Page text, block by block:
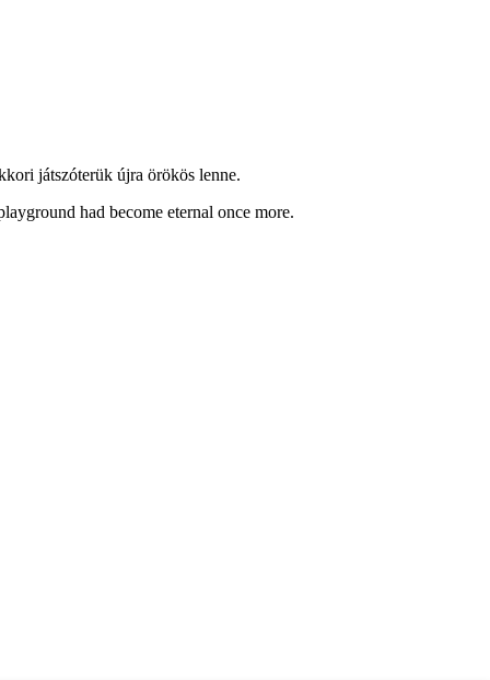
játszóterük újra örökös lenne.
had become eternal once more.